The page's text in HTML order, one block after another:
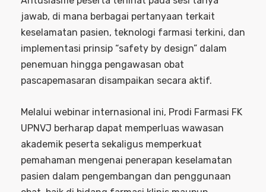
jawab, di mana berbagai pertanyaan terkait
keselamatan pasien, teknologi farmasi terkini, dan
implementasi prinsip “safety by design” dalam
penemuan hingga pengawasan obat
pascapemasaran disampaikan secara aktif.
Melalui webinar internasional ini, Prodi Farmasi FK
UPNVJ berharap dapat memperluas wawasan
akademik peserta sekaligus memperkuat
pemahaman mengenai penerapan keselamatan
pasien dalam pengembangan dan penggunaan